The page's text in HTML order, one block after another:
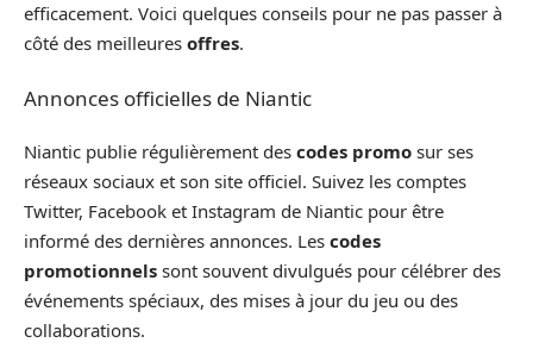
efficacement. Voici quelques conseils pour ne pas passer à
côté des meilleures offres.
Annonces officielles de Niantic
Niantic publie régulièrement des codes promo sur ses
réseaux sociaux et son site officiel. Suivez les comptes
Twitter, Facebook et Instagram de Niantic pour être
informé des dernières annonces. Les codes
promotionnels sont souvent divulgués pour célébrer des
événements spéciaux, des mises à jour du jeu ou des
collaborations.